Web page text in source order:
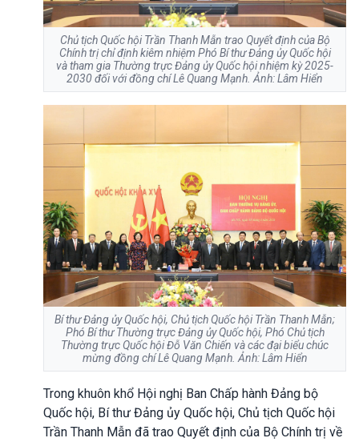
Chủ tịch Quốc hội Trần Thanh Mẫn trao Quyết định của Bộ
Chính trị chỉ định kiêm nhiệm Phó Bí thư Đảng ủy Quốc hội
và tham gia Thường trực Đảng ủy Quốc hội nhiệm kỳ 2025-
2030 đối với đồng chí Lê Quang Mạnh. Ảnh: Lâm Hiển
Bí thư Đảng ủy Quốc hội, Chủ tịch Quốc hội Trần Thanh Mẫn;
Phó Bí thư Thường trực Đảng ủy Quốc hội, Phó Chủ tịch
Thường trực Quốc hội Đỗ Văn Chiến và các đại biểu chúc
mừng đồng chí Lê Quang Mạnh. Ảnh: Lâm Hiển
Trong khuôn khổ Hội nghị Ban Chấp hành Đảng bộ
Quốc hội, Bí thư Đảng ủy Quốc hội, Chủ tịch Quốc hội
Trần Thanh Mẫn đã trao Quyết định của Bộ Chính trị về